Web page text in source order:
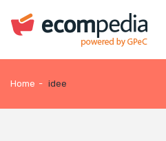
Home - idee